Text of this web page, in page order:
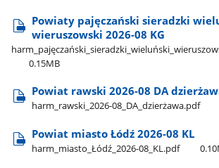
Powiaty pajęczański sieradzki
wieruszowski 2026-08 KG
0.15MB
Powiat rawski 2026-08 DA
harm​_rawski​_2026-08​_DA​_dzierżawa.pdf
Powiat miasto Łódź 2026-08 KL
harm​_miasto​_Łódź​_2026-08​_KL.pdf